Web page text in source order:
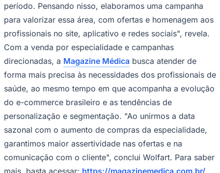
São Paulo
período. Pensando nisso, elaboramos uma campanha
para valorizar essa área, com ofertas e homenagem aos
profissionais no site, aplicativo e redes sociais", revela.
Com a venda por especialidade e campanhas
direcionadas, a Magazine Médica busca atender de
forma mais precisa às necessidades dos profissionais de
saúde, ao mesmo tempo em que acompanha a evolução
do e-commerce brasileiro e as tendências de
personalização e segmentação. "Ao unirmos a data
sazonal com o aumento de compras da especialidade,
garantimos maior assertividade nas ofertas e na
comunicação com o cliente", conclui Wolfart. Para saber
mais, basta acessar: https://magazinemedica.com.br/